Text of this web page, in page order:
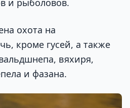
и рыболовов.
охота на
кроме гусей, а также
вяхиря,
и фазана.